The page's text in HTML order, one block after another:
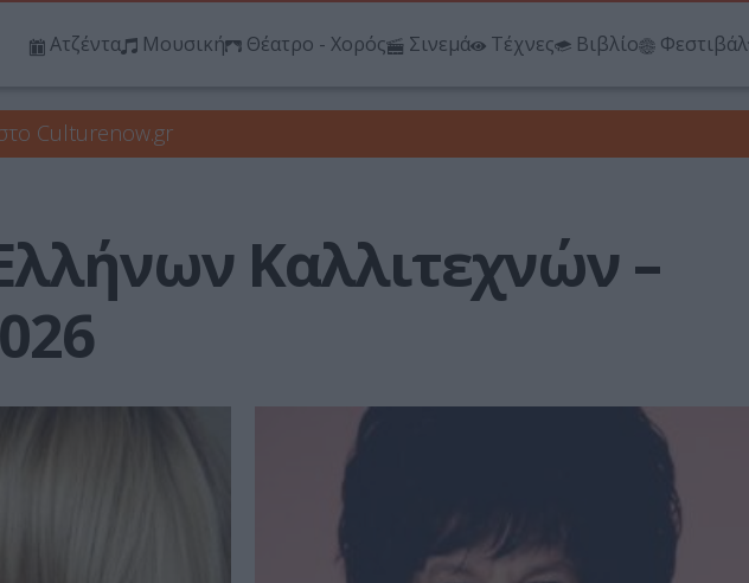
Ατζέντα Μουσική Θέατρο - Χορός Σινεμά Τέχνες Βιβλίο Φεστιβάλ
Culturenow.gr
Καλλιτεχνών –